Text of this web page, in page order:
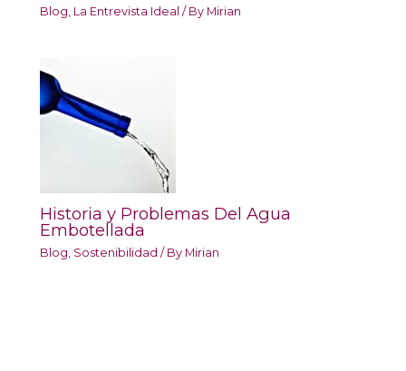
Blog La Entrevista Ideal / By Mirian
Historia y Problemas Del Agua
Embotellada
Blog, Sostenibilidad / By Mirian